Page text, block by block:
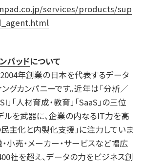
services/products/sup
パッドについて
年創業の日本を代表するデータ
グカンパニーです。近年は「分析／
」「人材育成・教育」「SaaS」の三位
ルを武器に、企業の内なるIT力を高
主化と内製化支援」に注力していま
小売・メーカー・サービスなど幅広
社を超え、データの力をビジネス創